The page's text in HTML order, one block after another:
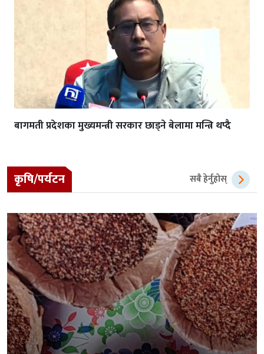
बागमती प्रदेशका मुख्यमन्त्री सरकार छाड्ने बेलामा मन्त्रि थप्दै
कृषि/पर्यटन सबै हेर्नुहोस्